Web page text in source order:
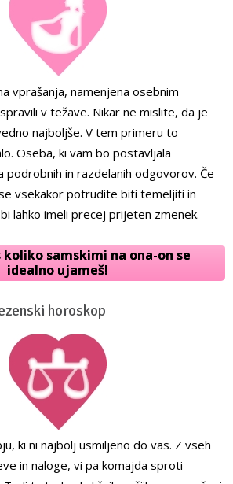
vprašanja, namenjena osebnim
v težave. Nikar ne mislite, da je
najboljše. V tem primeru to
Oseba, ki vam bo postavljala
podrobnih in razdelanih odgovorov. Če
vsekakor potrudite biti temeljiti in
lahko imeli precej prijeten zmenek.
koliko samskimi na ona-on se
idealno ujameš!
horoskop
ki ni najbolj usmiljeno do vas. Z vseh
in naloge, vi pa komajda sproti